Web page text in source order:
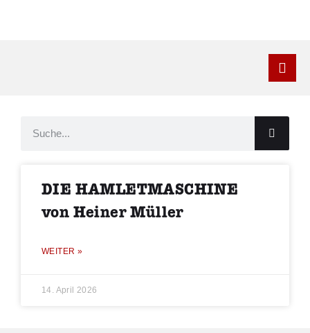
DIE HAMLETMASCHINE
von Heiner Müller
WEITER »
14. April 2026